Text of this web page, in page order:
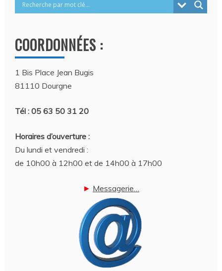
COORDONNÉES :
1 Bis Place Jean Bugis
81110 Dourgne
Tél : 05 63 50 31 20
Horaires d’ouverture :
Du lundi et vendredi :
de 10h00 à 12h00 et de 14h00 à 17h00
► Messagerie…